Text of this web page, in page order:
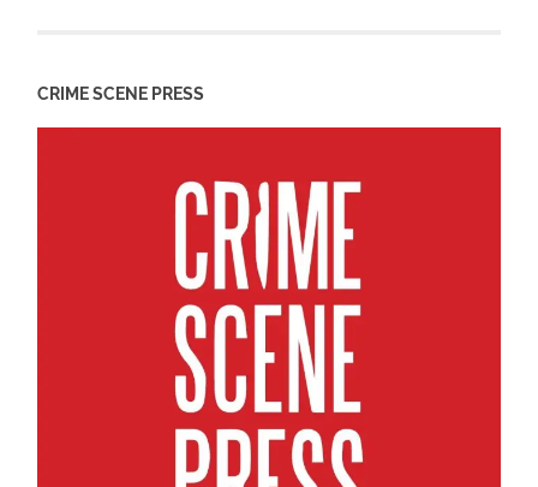
CRIME SCENE PRESS